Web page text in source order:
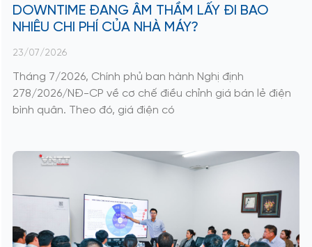
DOWNTIME ĐANG ÂM THẦM LẤY ĐI BAO
NHIÊU CHI PHÍ CỦA NHÀ MÁY?
23/07/2026
Tháng 7/2026, Chính phủ ban hành Nghị định
278/2026/NĐ-CP về cơ chế điều chỉnh giá bán lẻ điện
bình quân. Theo đó, giá điện có